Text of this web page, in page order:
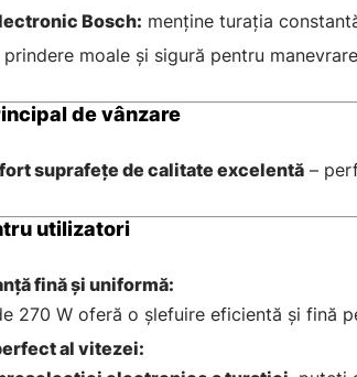
Bosch: menține turația
prindere moale și sigură pentru
de vânzare
suprafețe de calitate excelentă –
utilizatori
fină și uniformă:
270 W oferă o șlefuire eficientă și fină
al vitezei: